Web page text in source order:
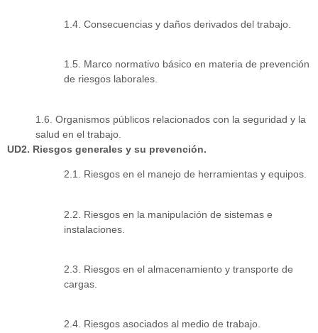
1.4. Consecuencias y daños derivados del trabajo.
1.5. Marco normativo básico en materia de prevención
de riesgos laborales.
1.6. Organismos públicos relacionados con la seguridad y la
salud en el trabajo.
UD2. Riesgos generales y su prevención.
2.1. Riesgos en el manejo de herramientas y equipos.
2.2. Riesgos en la manipulación de sistemas e
instalaciones.
2.3. Riesgos en el almacenamiento y transporte de
cargas.
2.4. Riesgos asociados al medio de trabajo.